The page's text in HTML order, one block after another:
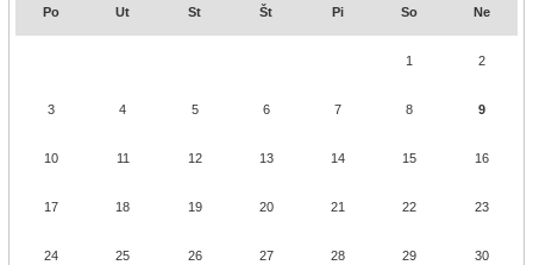
Po Ut St Št Pi So Ne
1 2
3 4 5 6 7 8 9
10 11 12 13 14 15 16
17 18 19 20 21 22 23
24 25 26 27 28 29 30